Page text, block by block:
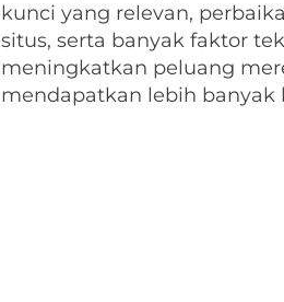
kunci yang relevan,
situs, serta banyak faktor
meningkatkan peluang
mendapatkan lebih banyak